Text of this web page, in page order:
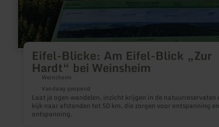
Eifel-Blicke: Am Eifel-Blick „Zur
Hardt“ bei Weinsheim
Weinsheim
Vandaag geopend
Laat je ogen wandelen, inzicht krijgen in de natuurreservaten
kijk naar afstanden tot 50 km, die zorgen voor ontspanning en
ontspanning.